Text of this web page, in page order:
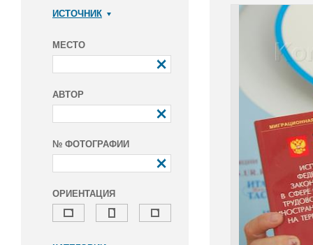
ИСТОЧНИК
МЕСТО
АВТОР
№ ФОТОГРАФИИ
ОРИЕНТАЦИЯ